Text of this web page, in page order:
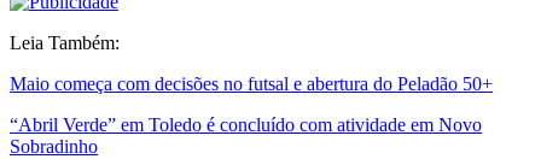
Leia Também:
Maio começa com decisões no futsal e abertura do Peladão 50+
“Abril Verde” em Toledo é concluído com atividade em Novo
Sobradinho